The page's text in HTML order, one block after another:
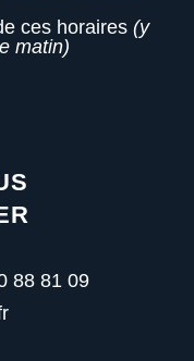
ces horaires (y
matin)
88 81 09